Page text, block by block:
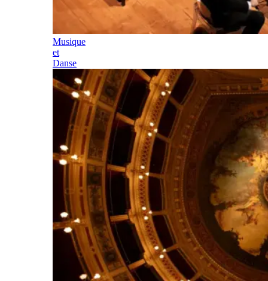
Musique
et
Danse